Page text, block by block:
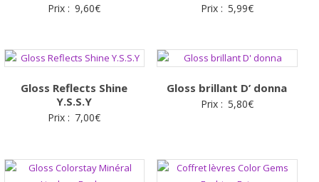
Prix : 9,60€ Prix : 5,99€
Gloss Reflects Shine
Y.S.S.Y
Prix : 7,00€
Gloss brillant D’ donna
Prix : 5,80€